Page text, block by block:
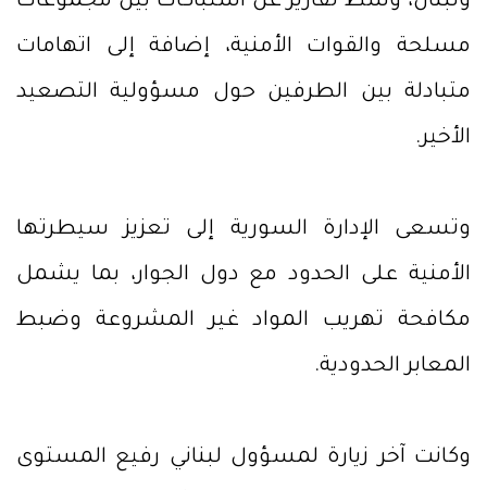
مسلحة والقوات الأمنية، إضافة إلى اتهامات
متبادلة بين الطرفين حول مسؤولية التصعيد
الأخير.
وتسعى الإدارة السورية إلى تعزيز سيطرتها
الأمنية على الحدود مع دول الجوار، بما يشمل
مكافحة تهريب المواد غير المشروعة وضبط
المعابر الحدودية.
وكانت آخر زيارة لمسؤول لبناني رفيع المستوى